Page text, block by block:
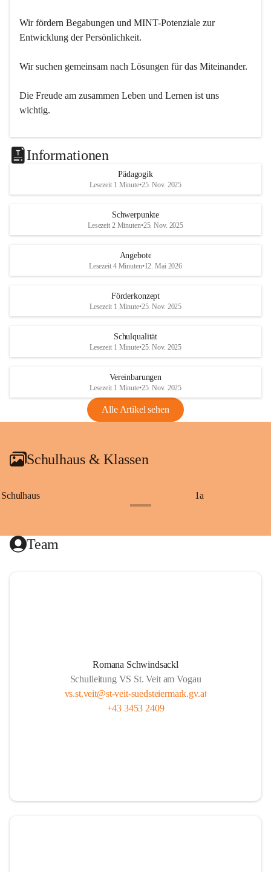
Wir fördern Begabungen und MINT-Potenziale zur
Entwicklung der Persönlichkeit.
Wir suchen gemeinsam nach Lösungen für das Miteinander.
Die Freude am zusammen Leben und Lernen ist uns
wichtig.
Informationen
Pädagogik
Lesezeit 1 Minute•25. Nov. 2025
Schwerpunkte
Lesezeit 2 Minuten•25. Nov. 2025
Angebote
Lesezeit 4 Minuten•12. Mai 2026
Förderkonzept
Lesezeit 1 Minute•25. Nov. 2025
Schulqualität
Lesezeit 1 Minute•25. Nov. 2025
Vereinbarungen
Lesezeit 1 Minute•25. Nov. 2025
Alle Artikel sehen
Schulhaus & Klassen
Schulhaus 1a
Team
Romana Schwindsackl
Schulleitung VS St. Veit am Vogau
vs.st.veit@st-veit-suedsteiermark.gv.at
+43 3453 2409